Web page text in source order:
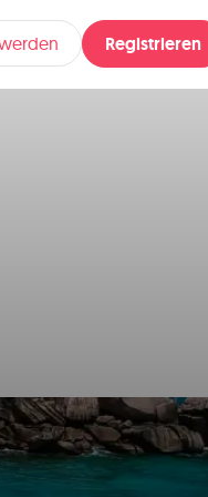
Registrieren